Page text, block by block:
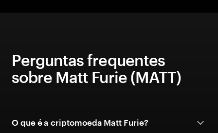
Perguntas frequentes
sobre Matt Furie (MATT)
O que é a criptomoeda Matt Furie?